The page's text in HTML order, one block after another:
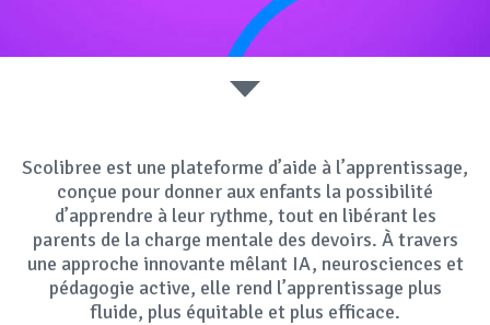
RÉSEAUX SOCIAUX
Scolibree est une plateforme d’aide à l’apprentissage,
conçue pour donner aux enfants la possibilité
d’apprendre à leur rythme, tout en libérant les
parents de la charge mentale des devoirs. À travers
une approche innovante mêlant IA, neurosciences et
pédagogie active, elle rend l’apprentissage plus
fluide, plus équitable et plus efficace.